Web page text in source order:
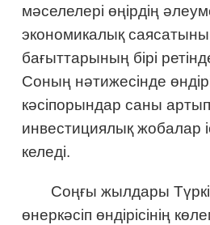
мәселелері өңірдің
экономикалық саясатының
бағыттарының бірі
Соның нәтижесінде
кәсіпорындар саны
инвестициялық жобалар
келеді.
Соңғы жылдары
өнеркәсіп өндірісінің